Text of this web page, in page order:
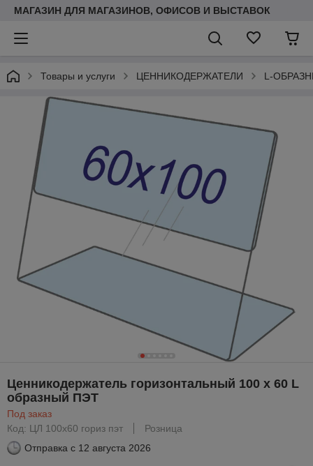
МАГАЗИН ДЛЯ МАГАЗИНОВ, ОФИСОВ И ВЫСТАВОК
Товары и услуги ЦЕННИКОДЕРЖАТЕЛИ L-
Ценникодержатель горизонтальный 100 х 60 L
образный ПЭТ
Под заказ
Код: ЦЛ 100х60 гориз пэт
Розница
Отправка с 12 августа 2026